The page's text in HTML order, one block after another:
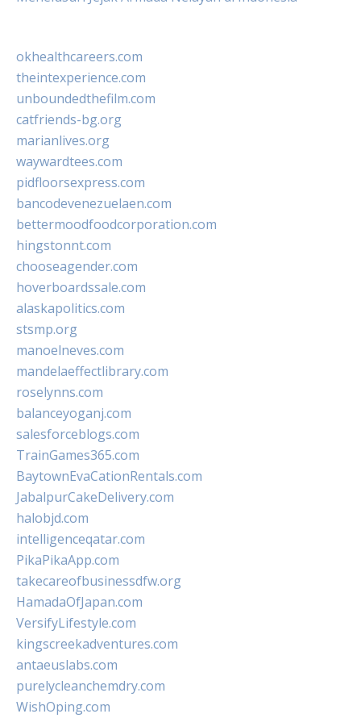
okhealthcareers.com
theintexperience.com
unboundedthefilm.com
catfriends-bg.org
marianlives.org
waywardtees.com
pidfloorsexpress.com
bancodevenezuelaen.com
bettermoodfoodcorporation.com
hingstonnt.com
chooseagender.com
hoverboardssale.com
alaskapolitics.com
stsmp.org
manoelneves.com
mandelaeffectlibrary.com
roselynns.com
balanceyoganj.com
salesforceblogs.com
TrainGames365.com
BaytownEvaCationRentals.com
JabalpurCakeDelivery.com
halobjd.com
intelligenceqatar.com
PikaPikaApp.com
takecareofbusinessdfw.org
HamadaOfJapan.com
VersifyLifestyle.com
kingscreekadventures.com
antaeuslabs.com
purelycleanchemdry.com
WishOping.com